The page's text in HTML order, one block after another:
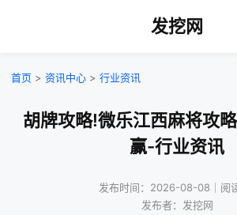
发挖网
首页 > 资讯中心 > 行业资讯
胡牌攻略!微乐江西麻将攻
赢-行业资讯
发布时间：2026-08-08｜阅
发布者：发挖网